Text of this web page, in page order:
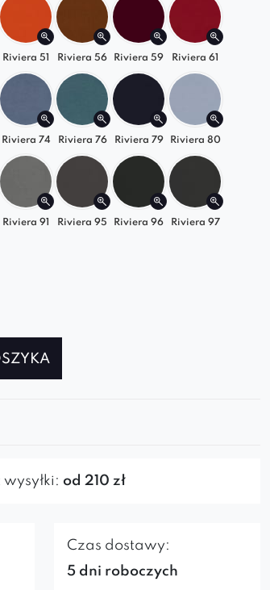
konstrukcja zapewniająca trwałość
– spokojny sen bez
i intuicyjne składanie.
materaca 160×200 cm
AVEIRO i zamień swoją sypialnię
częścią zestawu
Riviera 51 Riviera 56 Riviera 59 Riviera 61
Riviera 74 Riviera 76 Riviera 79 Riviera 80
Riviera 91 Riviera 95 Riviera 96 Riviera 97
wysyłki: od 210 zł
Czas dostawy:
5 dni roboczych